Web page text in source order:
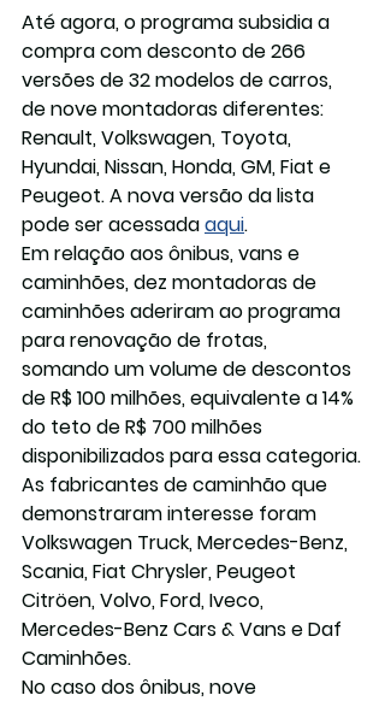
Até agora, o programa subsidia a
compra com desconto de 266
versões de 32 modelos de carros,
de nove montadoras diferentes:
Renault, Volkswagen, Toyota,
Hyundai, Nissan, Honda, GM, Fiat e
Peugeot. A nova versão da lista
pode ser acessada aqui.
Em relação aos ônibus, vans e
caminhões, dez montadoras de
caminhões aderiram ao programa
para renovação de frotas,
somando um volume de descontos
de R$ 100 milhões, equivalente a 14%
do teto de R$ 700 milhões
disponibilizados para essa categoria.
As fabricantes de caminhão que
demonstraram interesse foram
Volkswagen Truck, Mercedes-Benz,
Scania, Fiat Chrysler, Peugeot
Citröen, Volvo, Ford, Iveco,
Mercedes-Benz Cars & Vans e Daf
Caminhões.
No caso dos ônibus, nove